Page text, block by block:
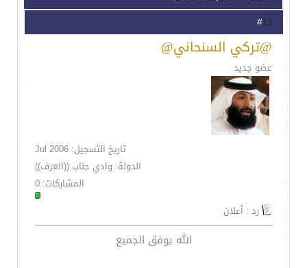
11
@تركي السنحاني@
عضو جديد
تاريخ التسجيل: Jul 2006
الدولة: وادي جناب ((العرف))
المشاركات: 0
رد : أعلان
الله يوفق الجميع